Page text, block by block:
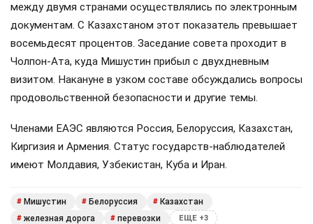
между двумя странами осуществлялись по электронным
документам. С Казахстаном этот показатель превышает
восемьдесят процентов. Заседание совета проходит в
Чолпон-Ата, куда Мишустин прибыл с двухдневным
визитом. Накануне в узком составе обсуждались вопросы
продовольственной безопасности и другие темы.
Членами ЕАЭС являются Россия, Белоруссия, Казахстан,
Киргизия и Армения. Статус государств-наблюдателей
имеют Молдавия, Узбекистан, Куба и Иран.
# Мишустин # Белоруссия # Казахстан
# железная дорога # перевозки ЕЩЕ +3